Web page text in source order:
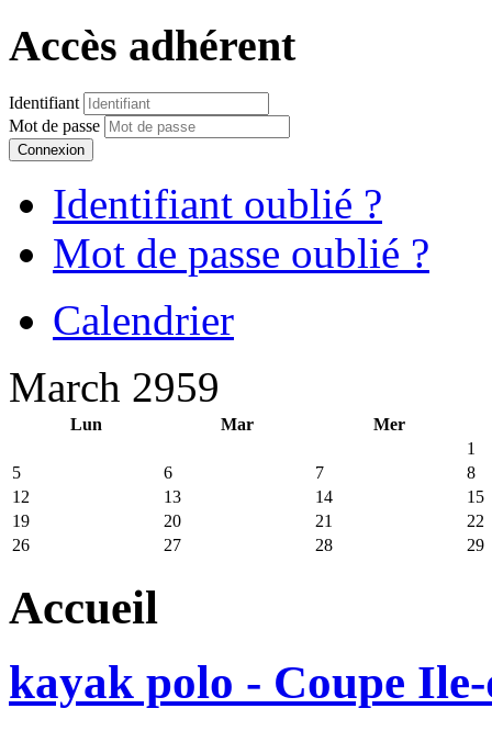
Accès adhérent
Identifiant
Mot de passe
Connexion
Identifiant oublié ?
Mot de passe oublié ?
Calendrier
March 2959
Lun Mar
Mer
1
5
6 7
8
12
13 14
15
19
20 21
22
26
27 28 29
Accueil
kayak polo - Coupe